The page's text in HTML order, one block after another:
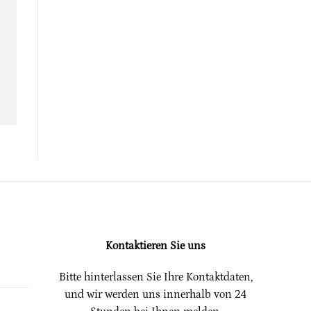
Kontaktieren Sie uns
Bitte hinterlassen Sie Ihre Kontaktdaten,
und wir werden uns innerhalb von 24